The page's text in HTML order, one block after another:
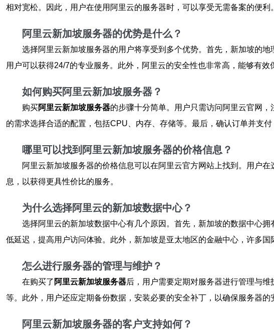
相对宽松。因此，用户在使用阿里云的服务器时，可以享受无需备案的便利。
阿里云新加坡服务器的优势是什么？
选择阿里云新加坡服务器的用户将享受到多个优势。首先，新加坡的
用户可以获得24/7的专业服务。此外，阿里云的安全性也非常高，能够有效
如何购买阿里云新加坡服务器？
购买阿里云新加坡服务器的步骤十分简单。用户只需访问阿里云官网
的需求选择合适的配置，包括CPU、内存、存储等。最后，确认订单并支付
哪里可以找到阿里云新加坡服务器的价格信息？
阿里云新加坡服务器的价格信息可以在阿里云官方网站上找到。用户
息，以获得更具性价比的服务。
为什么选择阿里云的新加坡数据中心？
选择阿里云的新加坡数据中心有几个原因。首先，新加坡的数据中心
低延迟，提高用户访问体验。此外，新加坡是亚太地区的金融中心，许多
怎么进行服务器的管理与维护？
在购买了 阿里云新加坡服务器后，用户需要定期对服务器进行管理与
等。此外，用户还应定期备份数据，安装必要的安全补丁，以确保服务器的
阿里云新加坡服务器的客户支持如何？